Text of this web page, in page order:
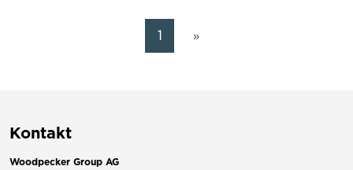
1
Kontakt
Woodpecker Group AG